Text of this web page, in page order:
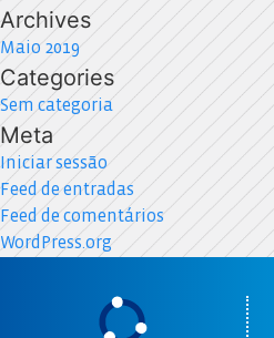
Archives
Maio 2019
Categories
Sem categoria
Meta
Iniciar sessão
Feed de entradas
Feed de comentários
WordPress.org